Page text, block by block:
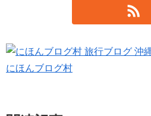
にほんブログ村